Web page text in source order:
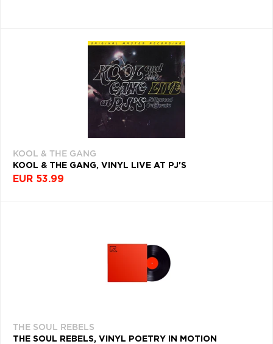
KOOL & THE GANG
KOOL & THE GANG, VINYL LIVE AT PJ'S
EUR 53.99
THE SOUL REBELS
THE SOUL REBELS, VINYL POETRY IN MOTION